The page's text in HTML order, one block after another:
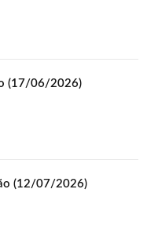
(17/06/2026)
(12/07/2026)